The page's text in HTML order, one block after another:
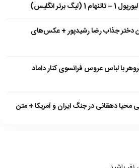
برتر انگلیس)
دختر جذاب رضا رشیدپور + عکس‌های
با لباس عروس فرانسوی کنار داماد
محیا دهقانی در جنگ ایران و آمریکا + متن